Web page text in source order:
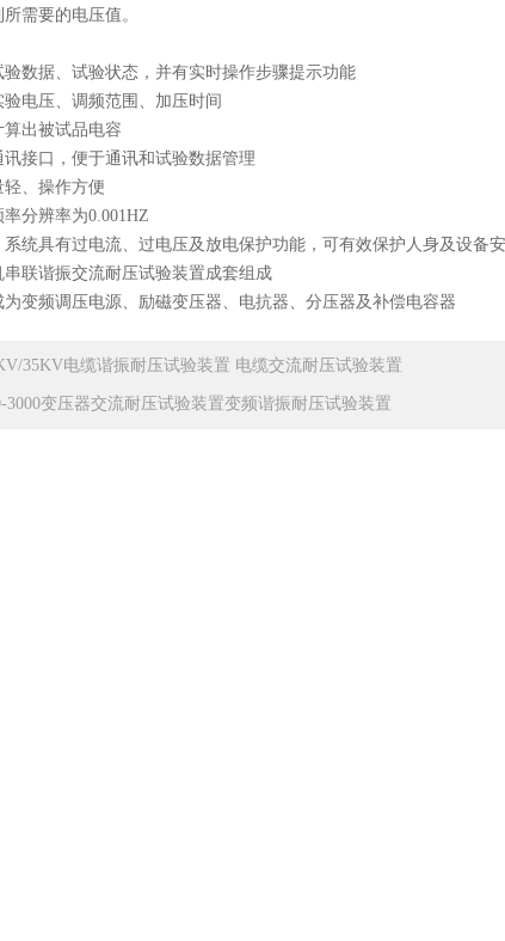
需要的电压值。
验数据、试验状态，并有实时操作步骤提示功能
电压、调频范围、加压时间
出被试品电容
接口，便于通讯和试验数据管理
、操作方便
分辨率为0.001HZ
统具有过电流、过电压及放电保护功能，可有效保护人身及设备
联谐振交流耐压试验装置成套组成
为变频调压电源、励磁变压器、电抗器、分压器及补偿电容器
35KV电缆谐振耐压试验装置 电缆交流耐压试验装置
3000变压器交流耐压试验装置变频谐振耐压试验装置